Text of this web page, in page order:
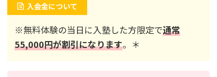
入会金について
※無料体験の当日に入塾した方限定で通常
55,000円が割引になります。＊